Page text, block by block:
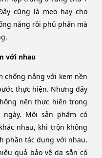
cũng là mẹo hay cho
nắng rồi phủ phấn mà
với nhau
chống nắng với kem nền
thực hiện. Nhưng đây
nên thực hiện trong
Mỗi sản phẩm có
nhau, khi trộn không
phần tác dụng với nhau,
quả bảo vệ da sẵn có